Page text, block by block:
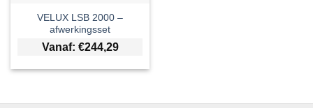
VELUX LSB 2000 –
afwerkingsset
Vanaf: €244,29